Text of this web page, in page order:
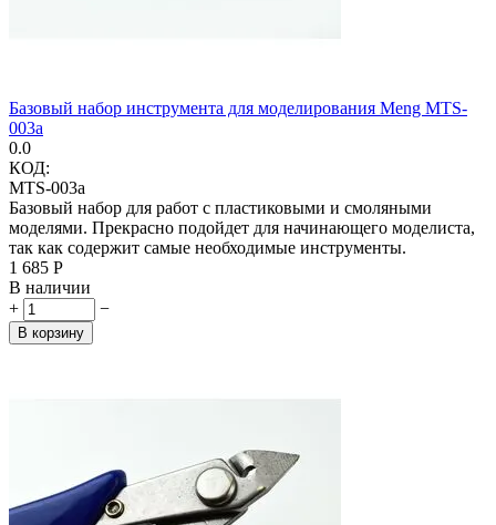
Базовый набор инструмента для моделирования Meng MTS-
003a
0.0
КОД:
MTS-003a
Базовый набор для работ с пластиковыми и смоляными
моделями. Прекрасно подойдет для начинающего моделиста,
так как содержит самые необходимые инструменты.
1 685 Р
В наличии
+
−
В корзину